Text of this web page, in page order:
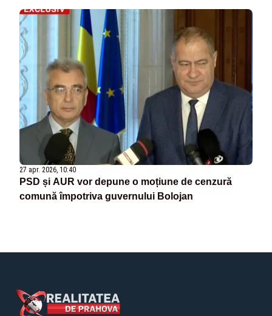
27 apr. 2026, 10:40
PSD și AUR vor depune o moțiune de cenzură
comună împotriva guvernului Bolojan